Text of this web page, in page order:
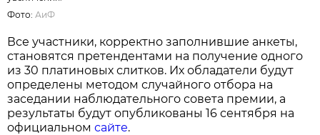
Фото: АиФ
Все участники, корректно заполнившие анкеты,
становятся претендентами на получение одного
из 30 платиновых слитков. Их обладатели будут
определены методом случайного отбора на
заседании наблюдательного совета премии, а
результаты будут опубликованы 16 сентября на
официальномсайте.